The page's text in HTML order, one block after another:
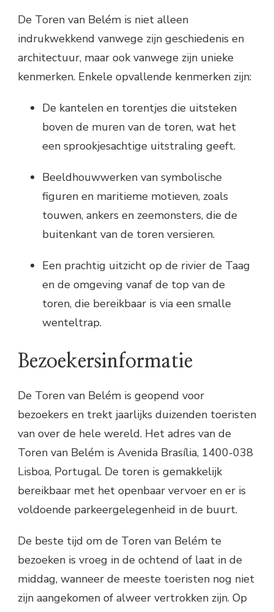
De Toren van Belém is niet alleen
indrukwekkend vanwege zijn geschiedenis en
architectuur, maar ook vanwege zijn unieke
kenmerken. Enkele opvallende kenmerken zijn:
De kantelen en torentjes die uitsteken
boven de muren van de toren, wat het
een sprookjesachtige uitstraling geeft.
Beeldhouwwerken van symbolische
figuren en maritieme motieven, zoals
touwen, ankers en zeemonsters, die de
buitenkant van de toren versieren.
Een prachtig uitzicht op de rivier de Taag
en de omgeving vanaf de top van de
toren, die bereikbaar is via een smalle
wenteltrap.
Bezoekersinformatie
De Toren van Belém is geopend voor
bezoekers en trekt jaarlijks duizenden toeristen
van over de hele wereld. Het adres van de
Toren van Belém is Avenida Brasília, 1400-038
Lisboa, Portugal. De toren is gemakkelijk
bereikbaar met het openbaar vervoer en er is
voldoende parkeergelegenheid in de buurt.
De beste tijd om de Toren van Belém te
bezoeken is vroeg in de ochtend of laat in de
middag, wanneer de meeste toeristen nog niet
zijn aangekomen of alweer vertrokken zijn. Op